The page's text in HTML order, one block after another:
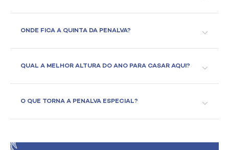
ONDE FICA A QUINTA DA PENALVA?
QUAL A MELHOR ALTURA DO ANO PARA CASAR AQUI?
O QUE TORNA A PENALVA ESPECIAL?